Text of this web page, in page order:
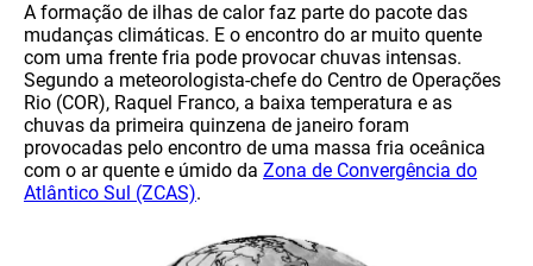
A formação de ilhas de calor faz parte do pacote das
mudanças climáticas. E o encontro do ar muito quente
com uma frente fria pode provocar chuvas intensas.
Segundo a meteorologista-chefe do Centro de Operações
Rio (COR), Raquel Franco, a baixa temperatura e as
chuvas da primeira quinzena de janeiro foram
provocadas pelo encontro de uma massa fria oceânica
com o ar quente e úmido da Zona de Convergência do
Atlântico Sul (ZCAS).